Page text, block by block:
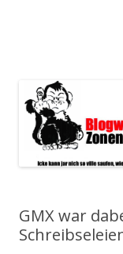
spiegeln im
GMX war